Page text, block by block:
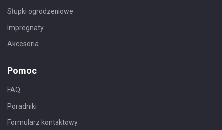
Słupki ogrodzeniowe
Impregnaty
Akcesoria
Pomoc
FAQ
Poradniki
Formularz kontaktowy